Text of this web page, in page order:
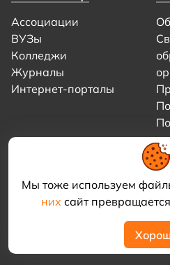
Мы тоже используем
нихсайт
Ассоциации
ВУЗы
Колледжи
Журналы
Интернет-порталы